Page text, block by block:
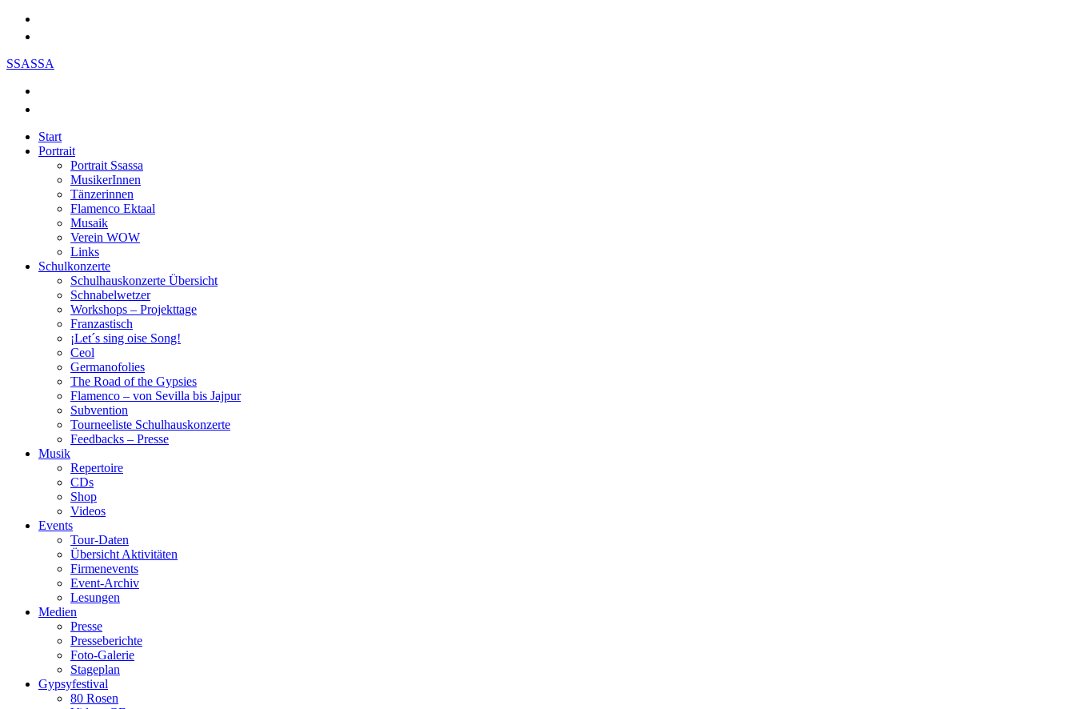
SSASSA
Start
Portrait
Portrait Ssassa
MusikerInnen
Tänzerinnen
Flamenco Ektaal
Musaik
Verein WOW
Links
Schulkonzerte
Schulhauskonzerte Übersicht
Schnabelwetzer
Workshops – Projekttage
Franzastisch
¡Let´s sing oise Song!
Ceol
Germanofolies
The Road of the Gypsies
Flamenco – von Sevilla bis Jajpur
Subvention
Tourneeliste Schulhauskonzerte
Feedbacks – Presse
Musik
Repertoire
CDs
Shop
Videos
Events
Tour-Daten
Übersicht Aktivitäten
Firmenevents
Event-Archiv
Lesungen
Medien
Presse
Presseberichte
Foto-Galerie
Stageplan
Gypsyfestival
80 Rosen